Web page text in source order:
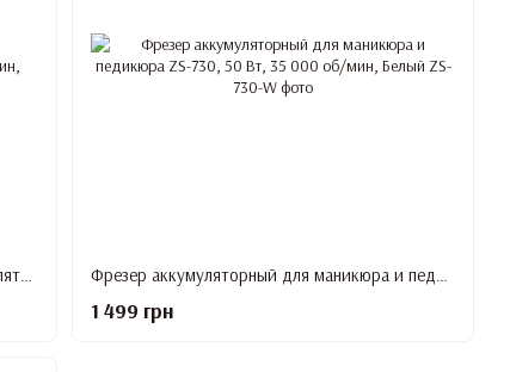
Фрезер для маникюра и педикюра аккумуляторный ZS-226, 15 Вт, 35 000 об/мин, Розовый Фрезер аккумуляторный для маникюра и педикюра ZS-730, 50 Вт, 35 000 об/мин, Белый
1 499 грн